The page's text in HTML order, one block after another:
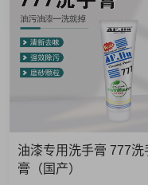
油漆专用洗手膏 777洗
膏（国产）